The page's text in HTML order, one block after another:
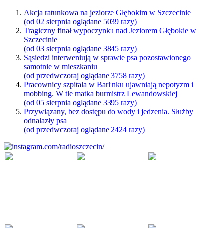
Akcja ratunkowa na jeziorze Głębokim w Szczecinie
(od 02 sierpnia oglądane 5039 razy)
Tragiczny finał wypoczynku nad Jeziorem Głębokie w
Szczecinie
(od 03 sierpnia oglądane 3845 razy)
Sąsiedzi interweniują w sprawie psa pozostawionego
samotnie w mieszkaniu
(od przedwczoraj oglądane 3758 razy)
Pracownicy szpitala w Barlinku ujawniają nepotyzm i
mobbing. W tle matka burmistrz Lewandowskiej
(od 05 sierpnia oglądane 3395 razy)
Przywiązany, bez dostępu do wody i jedzenia. Służby
odnalazły psa
(od przedwczoraj oglądane 2424 razy)